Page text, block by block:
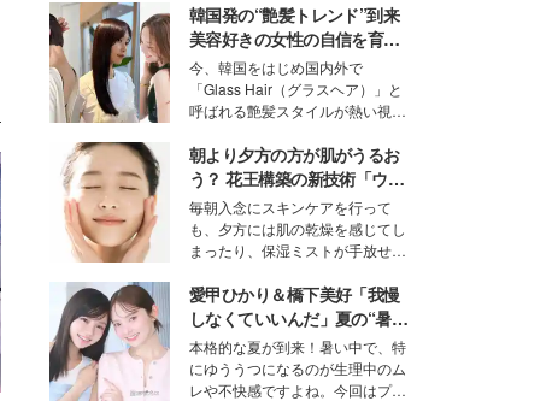
韓国発の“艶髪トレンド”到来
美容好きの女性の自信を育む
「ヘアケア事情」って？
今、韓国をはじめ国内外で
「Glass Hair（グラスヘア）」と
呼ばれる艶髪スタイルが熱い視線
ションの完成度を高めるベースと
して、“髪そのものの美しさ”に改
めて注目する人が増えている様
子。今回は、そんな憧れの艶やか
な髪を日常で叶える、美容好きの
女性たちのヘアケア事情を紹介し
ます。
朝より夕方の方が肌がうるお
う？ 花王構築の新技術「ウォ
ーターキャプチャリングスキ
ン（捕水肌）」がスキンケア
の常識を変える予感
毎朝入念にスキンケアを行って
も、夕方には肌の乾燥を感じてし
まったり、保湿ミストが手放せな
な美容の常識を大きく変える可能
性を秘めた、革新的な「Water
Capturing Skin（ウォーターキャ
プチャリングスキン：捕水肌）」
技術を、花王が構築した。
愛甲ひかり＆橋下美好「我慢
しなくていいんだ」夏の“暑さ
対策”の新しい選択肢とは？
本格的な夏が到来！暑い中で、特
にゆううつになるのが生理中のム
レや不快感ですよね。今回はプラ